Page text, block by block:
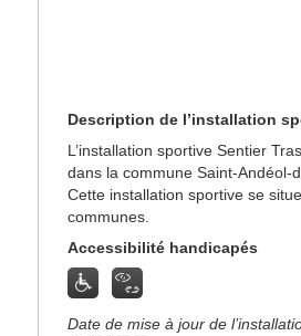
Description de l’installation
L’installation sportive Sentier
dans la commune Saint-Andéol-
Cette installation sportive se
communes.
Accessibilité handicapés
Date de mise à jour de